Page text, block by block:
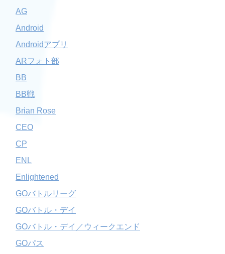
AG
Android
Androidアプリ
ARフォト部
BB
BB戦
Brian Rose
CEO
CP
ENL
Enlightened
GOバトルリーグ
GOバトル・デイ
GOバトル・デイ／ウィークエンド
GOパス